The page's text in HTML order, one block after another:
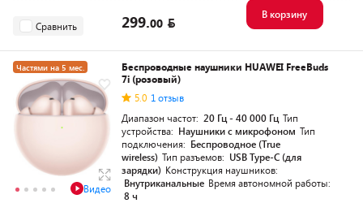
Сравнить 299.00
В корзину
Частями на 5 мес.
Видео
Беспроводные наушники HUAWEI FreeBuds
7i (розовый)
5.0 1 отзыв
Диапазон частот: 20 Гц - 40 000 Гц Тип
устройства: Наушники с микрофоном Тип
подключения: Беспроводное (True
wireless) Тип разъемов: USB Type-C (для
зарядки) Конструкция наушников:
Внутриканальные Время автономной работы:
8 ч